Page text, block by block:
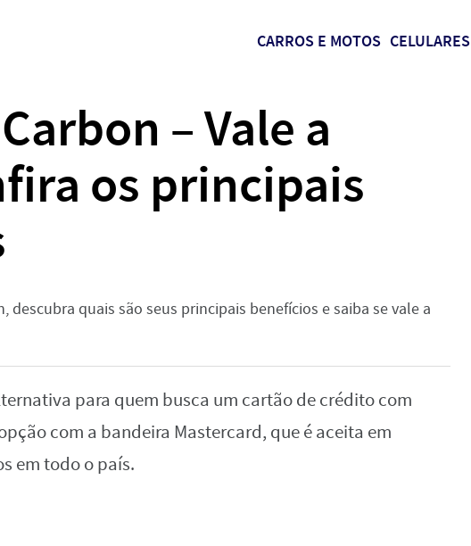
CARROS E MOTOS CELULARES
– Vale a
os principais
descubra quais são seus principais benefícios e saiba se vale a
para quem busca um cartão de crédito com
com a bandeira Mastercard, que é aceita em
em todo o país.